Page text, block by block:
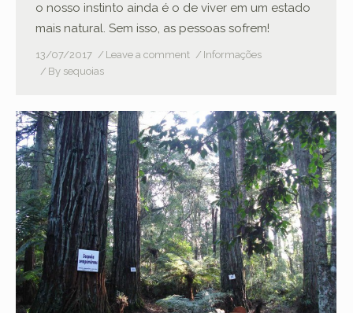
o nosso instinto ainda é o de viver em um estado
mais natural. Sem isso, as pessoas sofrem!
13/07/2017 Leave a comment
Informações
By sequoias